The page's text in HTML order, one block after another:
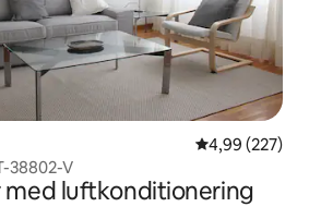
4,99 av 5 i
4,99 (227)
38802-V
med luftkonditionering